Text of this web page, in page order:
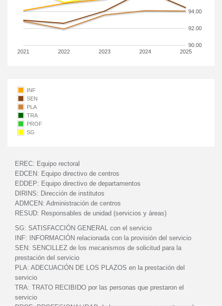
2021 2022 2023 2024 2025
90.00
92.00
94.00
INF
SEN
PLA
TRA
PROF
SG
EREC: Equipo rectoral
EDCEN: Equipo directivo de centros
EDDEP: Equipo directivo de departamentos
DIRINS: Dirección de institutos
ADMCEN: Administración de centros
RESUD: Responsables de unidad (servicios y áreas)
SG: SATISFACCIÓN GENERAL con el servicio
INF:
INFORMACIÓN relacionada con la provisión del servicio
SEN: SENCILLEZ de los mecanismos de solicitud para la
prestación del servicio
PLA: ADECUACIÓN DE LOS PLAZOS en la prestación del
servicio
TRA: TRATO RECIBIDO por las personas que prestaron el
servicio